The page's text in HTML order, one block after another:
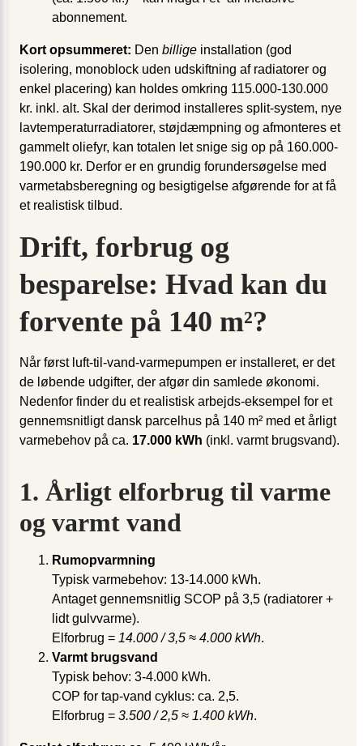
abonnement.
Kort opsummeret: Den billige installation (god
isolering, monoblock uden udskiftning af radiatorer og
enkel placering) kan holdes omkring 115.000-130.000
kr. inkl. alt. Skal der derimod installeres split-system, nye
lavtemperatur­radiatorer, støjdæmpning og afmonteres et
gammelt olie­fyr, kan totalen let snige sig op på 160.000-
190.000 kr. Derfor er en grundig forundersøgelse med
varme­tabsberegning og besigtigelse afgørende for at få
et realistisk tilbud.
Drift, forbrug og
besparelse: Hvad kan du
forvente på 140 m²?
Når først luft-til-vand-varmepumpen er installeret, er det
de løbende udgifter, der afgør din samlede økonomi.
Nedenfor finder du et realistisk arbejds-eksempel for et
gennemsnitligt dansk parcelhus på 140 m² med et årligt
varmebehov på ca. 17.000 kWh (inkl. varmt brugsvand).
1. Årligt elforbrug til varme
og varmt vand
Rumopvarmning
Typisk varmebehov: 13-14.000 kWh.
Antaget gennemsnitlig SCOP på 3,5 (radiatorer +
lidt gulvvarme).
Elforbrug = 14.000 / 3,5 ≈ 4.000 kWh.
Varmt brugsvand
Typisk behov: 3-4.000 kWh.
COP for tap-vand cyklus: ca. 2,5.
Elforbrug = 3.500 / 2,5 ≈ 1.400 kWh.